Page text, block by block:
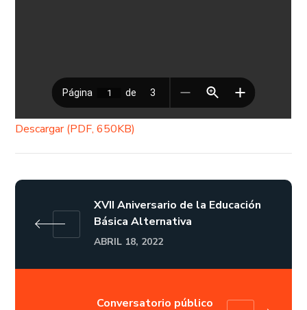
Descargar (PDF, 650KB)
XVII Aniversario de la Educación
Básica Alternativa
ABRIL 18, 2022
Conversatorio público